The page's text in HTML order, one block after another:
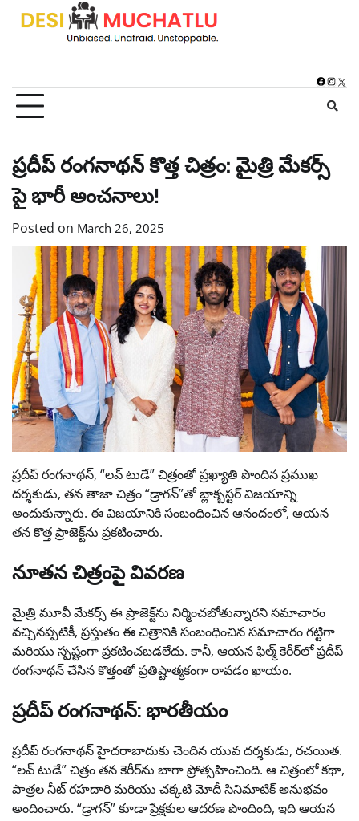
Skip
X
ప్రదీప్ రంగనాథన్ కొత్త చిత్రం: మైత్రి మేకర్స్
పై భారీ అంచనాలు!
Posted on March 26, 2025
ప్రదీప్ రంగనాథన్, “లవ్ టుడే” చిత్రంతో ప్రఖ్యాతి పొందిన ప్రముఖ
దర్శకుడు, తన తాజా చిత్రం “డ్రాగన్”తో బ్లాక్బస్టర్ విజయాన్ని
అందుకున్నారు. ఈ విజయానికి సంబంధించిన ఆనందంలో, ఆయన
తన కొత్త ప్రాజెక్ట్‌ను ప్రకటించారు.
నూతన చిత్రంపై వివరణ
మైత్రి మూవీ మేకర్స్ ఈ ప్రాజెక్ట్‌ను నిర్మించబోతున్నారని సమాచారం
వచ్చినప్పటికీ, ప్రస్తుతం ఈ చిత్రానికి సంబంధించిన సమాచారం గట్టిగా
మరియు స్పష్టంగా ప్రకటించబడలేదు. కానీ, ఆయన ఫిల్మ్ కెరీర్‌లో ప్రదీప్
రంగనాథన్ చేసిన కొత్తంతో ప్రతిష్టాత్మకంగా రావడం ఖాయం.
ప్రదీప్ రంగనాథన్: భారతీయం
ప్రదీప్ రంగనాథన్ హైదరాబాదుకు చెందిన యువ దర్శకుడు, రచయిత.
“లవ్ టుడే” చిత్రం తన కెరీర్‌ను బాగా ప్రోత్సహించింది. ఆ చిత్రంలో కథా,
పాత్రల నీట్ రహదారి మరియు చక్కటి మోదీ సినిమాటిక్ అనుభవం
అందించారు. “డ్రాగన్” కూడా ప్రేక్షకుల ఆదరణ పొందింది, ఇది ఆయన